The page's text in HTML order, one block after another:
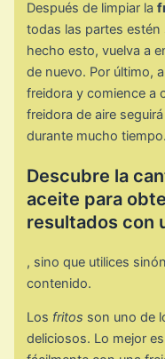
Después de limpiar la
todas las partes
hecho esto, vuelva a
de nuevo. Por último,
freidora y comience a
freidora de aire
durante mucho tiempo.
Descubre la
aceite para
resultados con
, sino que utilices
contenido.
Los fritos son uno de
deliciosos. Lo mejor